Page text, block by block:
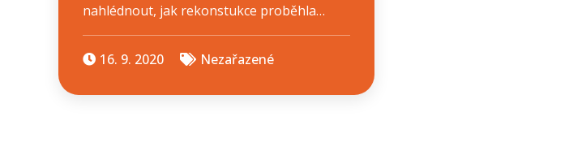
nahlédnout, jak rekonstukce proběhla…
16. 9. 2020 Nezařazené